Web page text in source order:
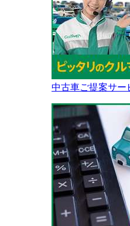
中古車ご提案サー